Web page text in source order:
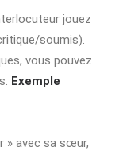
jouez
soumis).
vous pouvez
Exemple
» avec sa sœur,